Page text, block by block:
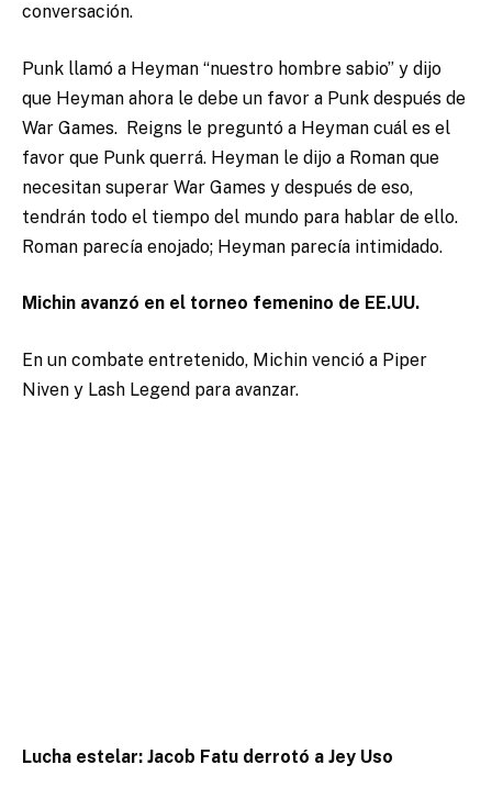
conversación.
Punk llamó a Heyman “nuestro hombre sabio” y dijo
que Heyman ahora le debe un favor a Punk después de
War Games. Reigns le preguntó a Heyman cuál es el
favor que Punk querrá. Heyman le dijo a Roman que
necesitan superar War Games y después de eso,
tendrán todo el tiempo del mundo para hablar de ello.
Roman parecía enojado; Heyman parecía intimidado.
Michin avanzó en el torneo femenino de EE.UU.
En un combate entretenido, Michin venció a Piper
Niven y Lash Legend para avanzar.
Lucha estelar: Jacob Fatu derrotó a Jey Uso